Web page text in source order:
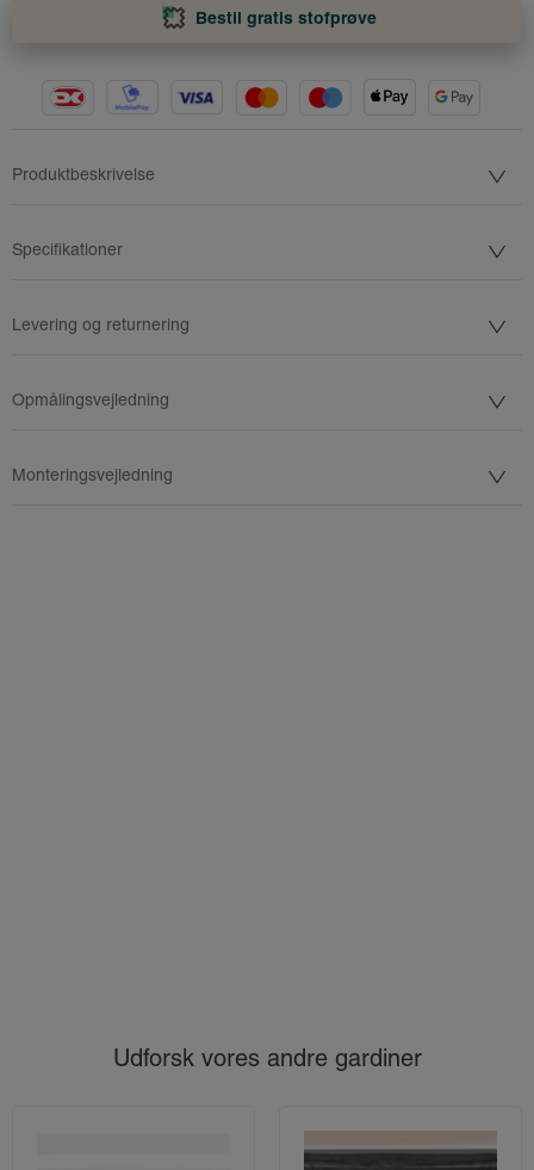
Bestil gratis stofprøve
Produktbeskrivelse
Specifikationer
Levering og returnering
Opmålingsvejledning
Monteringsvejledning
Udforsk vores andre gardiner